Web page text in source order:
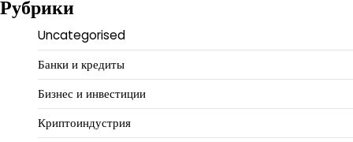
Рубрики
Uncategorised
Банки и кредиты
Бизнес и инвестиции
Криптоиндустрия